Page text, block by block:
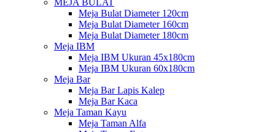
MEJA BULAT
Meja Bulat Diameter 120cm
Meja Bulat Diameter 160cm
Meja Bulat Diameter 180cm
Meja IBM
Meja IBM Ukuran 45x180cm
Meja IBM Ukuran 60x180cm
Meja Bar
Meja Bar Lapis Kalep
Meja Bar Kaca
Meja Taman Kayu
Meja Taman Alfa